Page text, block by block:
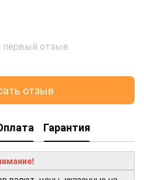
первый отзыв
отзыв
Гарантия